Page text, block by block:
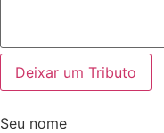
Deixar um Tributo
Seu nome